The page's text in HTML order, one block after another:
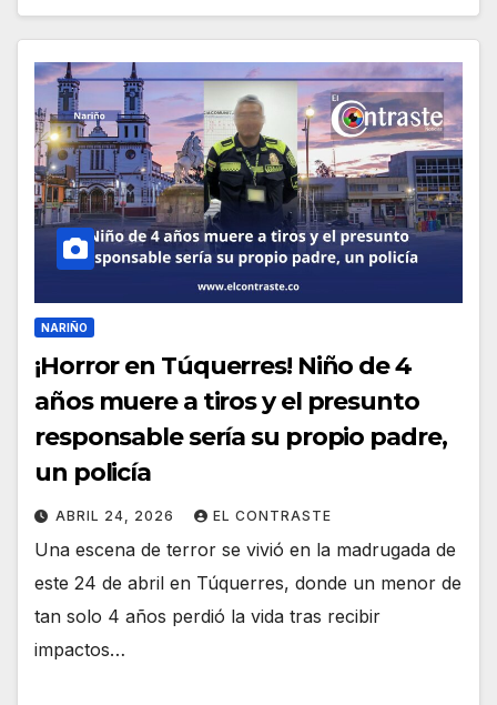
NARIÑO
¡Horror en Túquerres! Niño de 4
años muere a tiros y el presunto
responsable sería su propio padre,
un policía
ABRIL 24, 2026 EL CONTRASTE
Una escena de terror se vivió en la madrugada de
este 24 de abril en Túquerres, donde un menor de
tan solo 4 años perdió la vida tras recibir
impactos…